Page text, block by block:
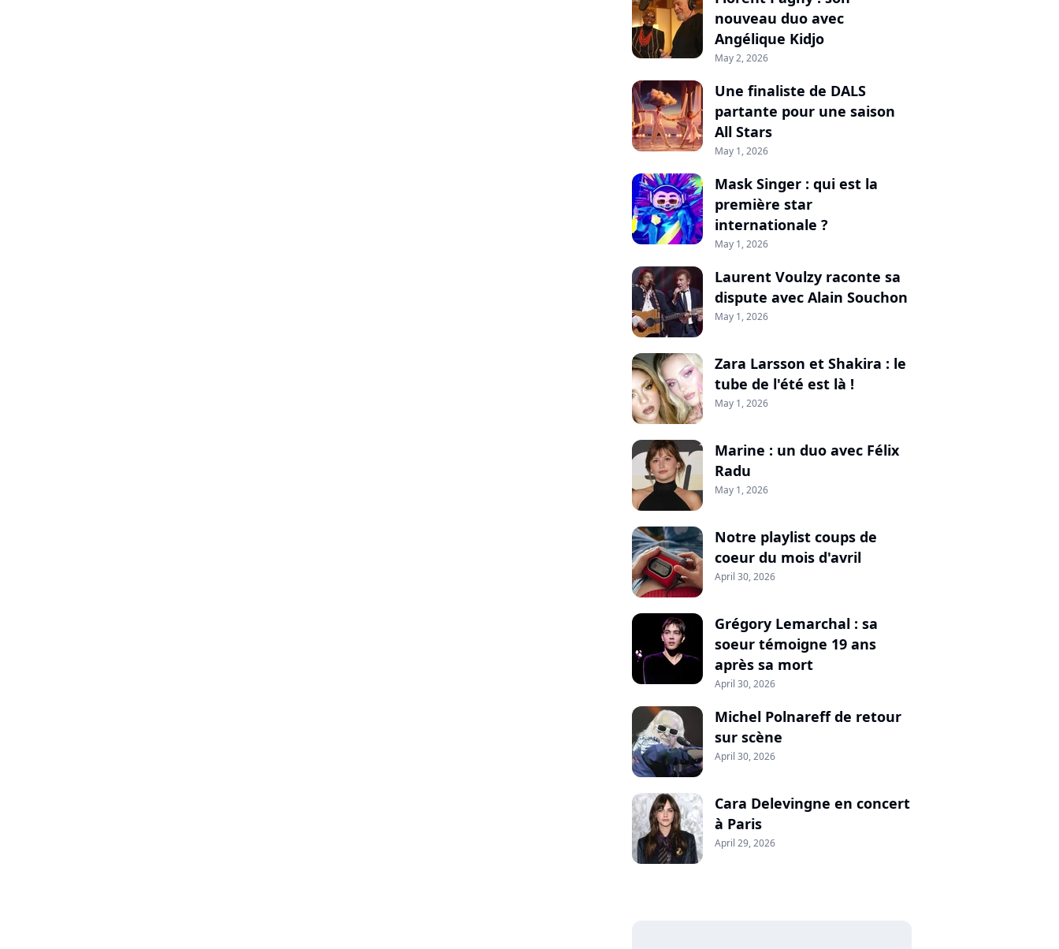
nouveau duo avec
Angélique Kidjo
May 2, 2026
Une finaliste de DALS
partante pour une saison
All Stars
May 1, 2026
Mask Singer : qui est la
première star
internationale ?
May 1, 2026
Laurent Voulzy raconte sa
dispute avec Alain Souchon
May 1, 2026
Zara Larsson et Shakira : le
tube de l'été est là !
May 1, 2026
Marine : un duo avec Félix
Radu
May 1, 2026
Notre playlist coups de
coeur du mois d'avril
April 30, 2026
Grégory Lemarchal : sa
soeur témoigne 19 ans
après sa mort
April 30, 2026
Michel Polnareff de retour
sur scène
April 30, 2026
Cara Delevingne en concert
à Paris
April 29, 2026